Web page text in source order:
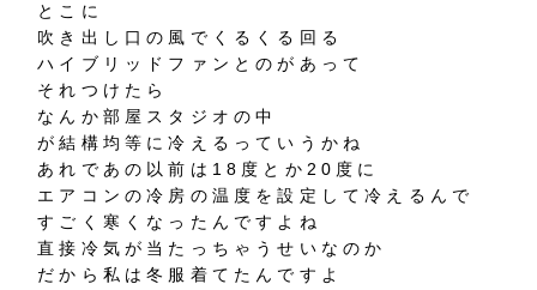
とこに
吹き出し口の風でくるくる回る
ハイブリッドファンとのがあって
それつけたら
なんか部屋スタジオの中
が結構均等に冷えるっていうかね
あれであの以前は18度とか20度に
エアコンの冷房の温度を設定して冷えるんで
すごく寒くなったんですよね
直接冷気が当たっちゃうせいなのか
だから私は冬服着てたんですよ